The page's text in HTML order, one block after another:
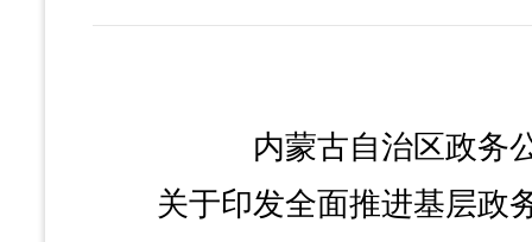
内蒙古自治区政务
关于印发全面推进基层政